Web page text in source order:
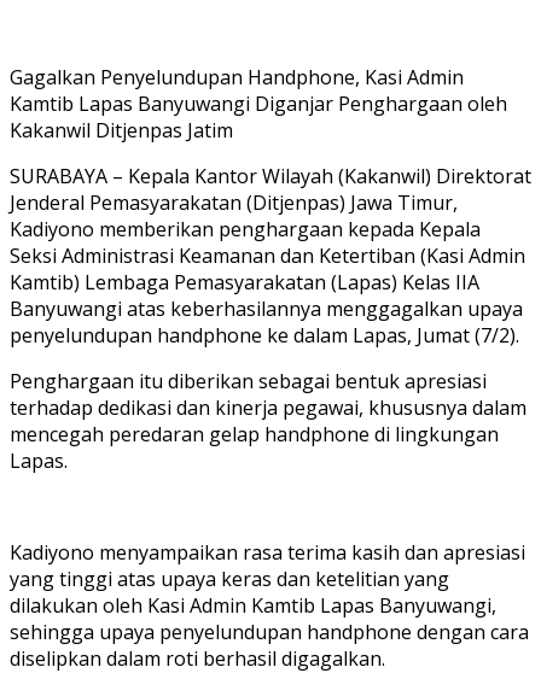
Gagalkan Penyelundupan Handphone, Kasi Admin
Kamtib Lapas Banyuwangi Diganjar Penghargaan oleh
Kakanwil Ditjenpas Jatim
SURABAYA – Kepala Kantor Wilayah (Kakanwil) Direktorat
Jenderal Pemasyarakatan (Ditjenpas) Jawa Timur,
Kadiyono memberikan penghargaan kepada Kepala
Seksi Administrasi Keamanan dan Ketertiban (Kasi Admin
Kamtib) Lembaga Pemasyarakatan (Lapas) Kelas IIA
Banyuwangi atas keberhasilannya menggagalkan upaya
penyelundupan handphone ke dalam Lapas, Jumat (7/2).
Penghargaan itu diberikan sebagai bentuk apresiasi
terhadap dedikasi dan kinerja pegawai, khususnya dalam
mencegah peredaran gelap handphone di lingkungan
Lapas.
Kadiyono menyampaikan rasa terima kasih dan apresiasi
yang tinggi atas upaya keras dan ketelitian yang
dilakukan oleh Kasi Admin Kamtib Lapas Banyuwangi,
sehingga upaya penyelundupan handphone dengan cara
diselipkan dalam roti berhasil digagalkan.